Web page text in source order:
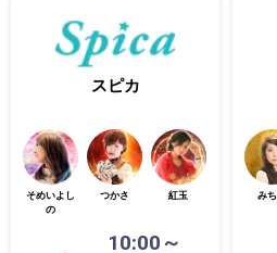
スピカ
そめいよし
の
つかさ 紅玉
10:00～
み